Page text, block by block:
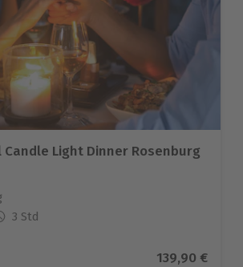
Light Dinner Rosenburg
3 Std
Aktueller
139,90 €